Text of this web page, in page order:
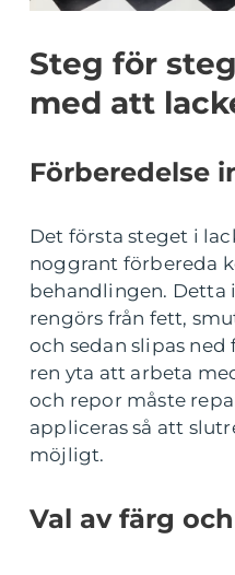
Steg för
med att
Förberedelse
Det första steget i
noggrant förbereda
behandlingen. Detta
rengörs från fett,
och sedan slipas
ren yta att arbeta
och repor måste
appliceras så att
möjligt.
Val av färg